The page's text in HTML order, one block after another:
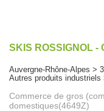
SKIS ROSSIGNOL -
Auvergne-Rhône-Alpes >
Autres produits
Commerce de gros
domestiques(4649Z)